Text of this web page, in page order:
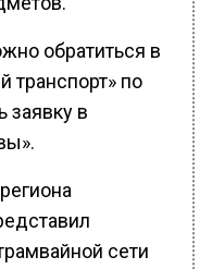
обратиться в
транспорт» по
заявку в
сети